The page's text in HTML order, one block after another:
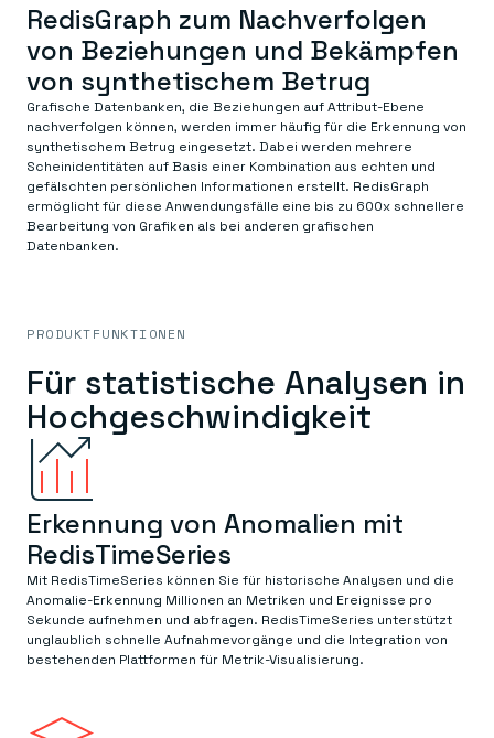
RedisGraph zum Nachverfolgen
von Beziehungen und Bekämpfen
von synthetischem Betrug
Grafische Datenbanken, die Beziehungen auf Attribut-Ebene
nachverfolgen können, werden immer häufig für die Erkennung von
synthetischem Betrug eingesetzt. Dabei werden mehrere
Scheinidentitäten auf Basis einer Kombination aus echten und
gefälschten persönlichen Informationen erstellt. RedisGraph
ermöglicht für diese Anwendungsfälle eine bis zu 600x schnellere
Bearbeitung von Grafiken als bei anderen grafischen
Datenbanken.
PRODUKTFUNKTIONEN
Für statistische Analysen in
Hochgeschwindigkeit
Erkennung von Anomalien mit
RedisTimeSeries
Mit RedisTimeSeries können Sie für historische Analysen und die
Anomalie-Erkennung Millionen an Metriken und Ereignisse pro
Sekunde aufnehmen und abfragen. RedisTimeSeries unterstützt
unglaublich schnelle Aufnahmevorgänge und die Integration von
bestehenden Plattformen für Metrik-Visualisierung.